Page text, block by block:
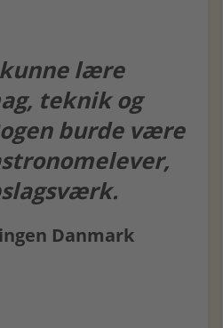
lære
teknik og
burde være
Danmark